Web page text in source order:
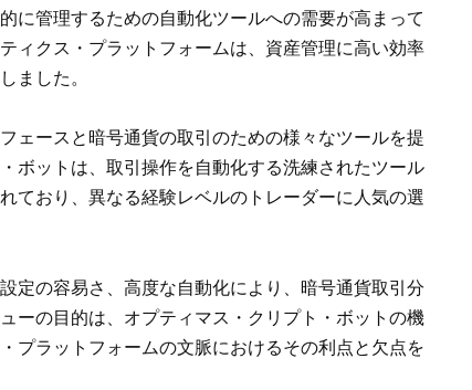
に管理するための自動化ツールへの需要が高まって
ィクス・プラットフォームは、資産管理に高い効率
ました。
ェースと暗号通貨の取引のための様々なツールを提
ボットは、取引操作を自動化する洗練されたツール
ており、異なる経験レベルのトレーダーに人気の選
定の容易さ、高度な自動化により、暗号通貨取引分
ーの目的は、オプティマス・クリプト・ボットの機
プラットフォームの文脈におけるその利点と欠点を